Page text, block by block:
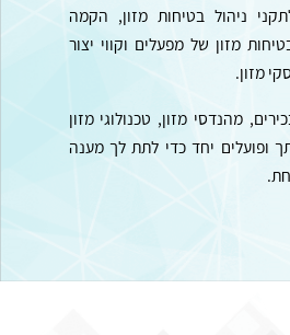
ניהול בטיחות מזון, הקמה
מזון של מפעלים וקווי יצור
מזון.
מהנדסי מזון, טכנולוגי מזון
ופועלים יחד כדי לתת לך מענה